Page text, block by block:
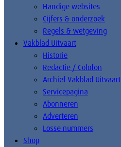
Handige websites
Cijfers & onderzoek
Regels & wetgeving
Vakblad Uitvaart
Historie
Redactie / Colofon
Archief Vakblad Uitvaart
Servicepagina
Abonneren
Adverteren
Losse nummers
Shop